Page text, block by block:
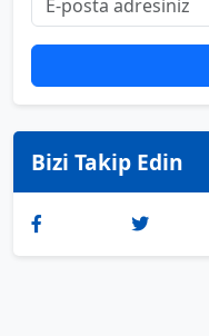
Bizi Takip Edin